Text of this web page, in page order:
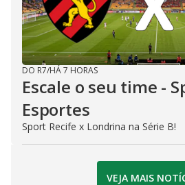
DO R7/HÁ 7 HORAS
Escale o seu time -
Esportes
Sport Recife x Londrina na Série B!
VEJA MAIS